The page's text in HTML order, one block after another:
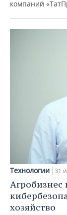
компаний
Технологии 31
хозяйство